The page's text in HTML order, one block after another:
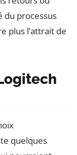
du processus
plus l’attrait de
quelques